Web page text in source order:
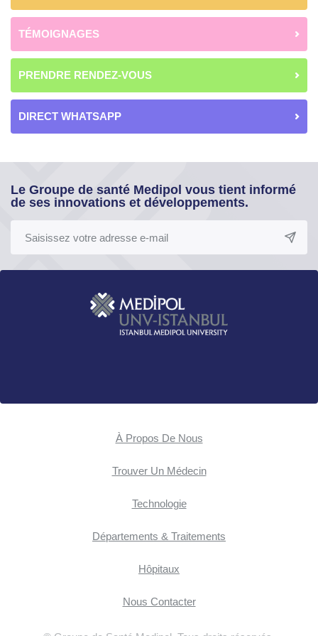
TÉMOIGNAGES
PRENDRE RENDEZ-VOUS
DIRECT WHATSAPP
Le Groupe de santé Medipol vous tient informé
de ses innovations et développements.
À Propos De Nous
Trouver Un Médecin
Technologie
Départements & Traitements
Hôpitaux
Nous Contacter